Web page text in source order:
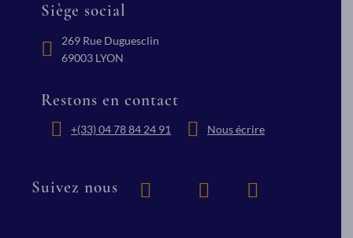
Siège social
269 Rue Duguesclin
69003 LYON
Restons en contact
+(33) 04 78 84 24 91 Nous écrire
Suivez nous